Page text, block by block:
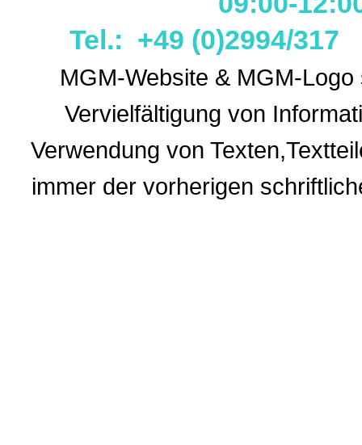
Tel.: +49 (0)2994/
MGM-Website & MGM-
Vervielfältigung von
Verwendung von
immer der vorherigen